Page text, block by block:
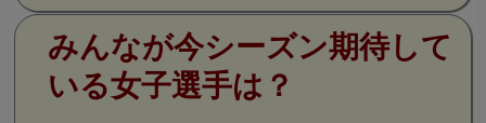
みんなが今シーズン期待して
いる女子選手は？